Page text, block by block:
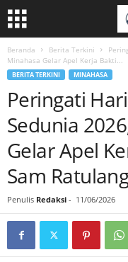
Beranda Berita Terkini
Minahasa Gelar Apel Kerja Bakti...
BERITA TERKINI MINAHASA
Peringati
Sedunia
Gelar Apel
Sam
Penulis Redaksi - 11/06/2026